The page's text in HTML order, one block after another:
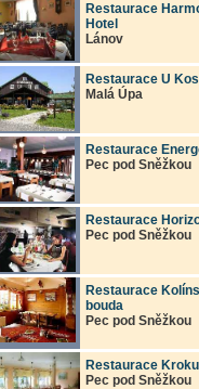
Restaurace
Hotel
Lánov
Restaurace U
Malá Úpa
Restaurace
Pec pod Sněžkou
Restaurace
Pec pod Sněžkou
Restaurace
bouda
Pec pod Sněžkou
Restaurace
Pec pod Sněžkou